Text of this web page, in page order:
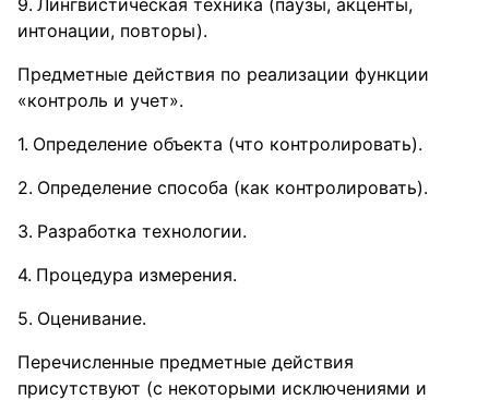
Лингвистическая техника (паузы, акценты,
интонации, повторы).
Предметные действия по реализации функции
«контроль и учет».
Определение объекта (что контролировать).
Определение способа (как контролировать).
Разработка технологии.
Процедура измерения.
Оценивание.
Перечисленные предметные действия
присутствуют (с некоторыми исключениями и